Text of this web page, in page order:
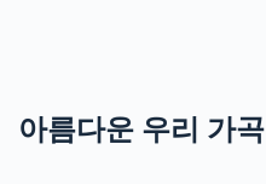
아름다운 우리 가곡